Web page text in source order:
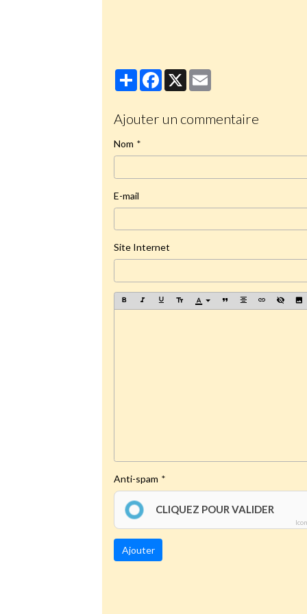
PartagerFacebook
X
Ajouter un commentaire
Nom
E-mail
Site Internet
Anti-spam
CLIQUEZ POUR VALIDER
Ajouter